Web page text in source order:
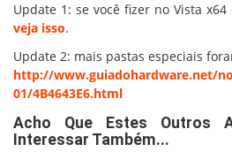
Update 1: se você fizer no Vista
veja isso.
Update 2: mais pastas especiais
http://www.guiadohardware.net/
01/4B4643E6.html
Acho Que Estes Outros
Interessar Também...